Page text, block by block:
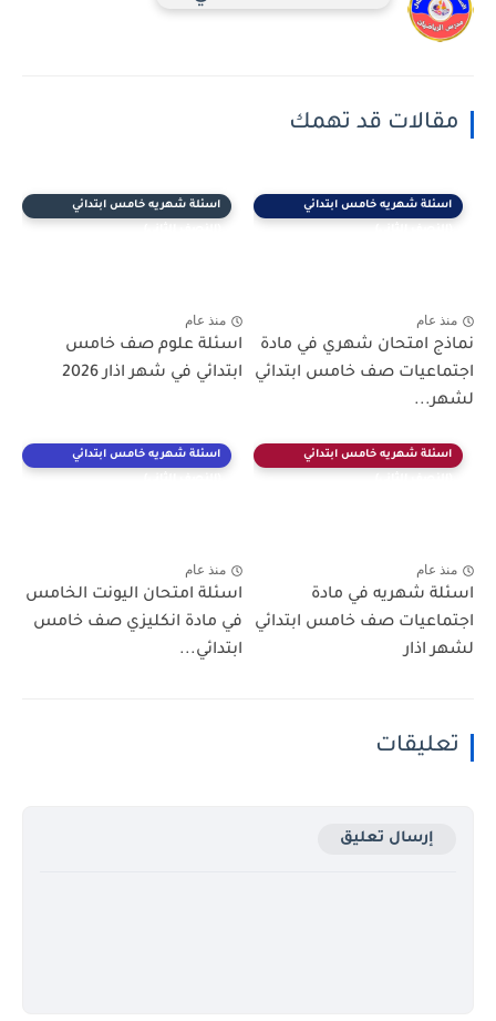
مقالات قد تهمك
اسئلة شهريه خامس ابتدائي
منذ عام
نماذج امتحان شهري في مادة
اجتماعيات صف خامس ابتدائي
لشهر...
اسئلة شهريه خامس ابتدائي
منذ عام
اسئلة علوم صف خامس
ابتدائي في شهر اذار 2026
اسئلة شهريه خامس ابتدائي
منذ عام
اسئلة شهريه في مادة
اجتماعيات صف خامس ابتدائي
لشهر اذار
اسئلة شهريه خامس ابتدائي
منذ عام
اسئلة امتحان اليونت الخامس
في مادة انكليزي صف خامس
ابتدائي...
تعليقات
إرسال تعليق